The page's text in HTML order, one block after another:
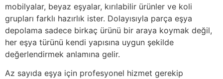
mobilyalar, beyaz eşyalar, kırılabilir ürünler ve koli
grupları farklı hazırlık ister. Dolayısıyla parça eşya
depolama sadece birkaç ürünü bir araya koymak değil,
her eşya türünü kendi yapısına uygun şekilde
değerlendirmek anlamına gelir.
Az sayıda eşya için profesyonel hizmet gerekip